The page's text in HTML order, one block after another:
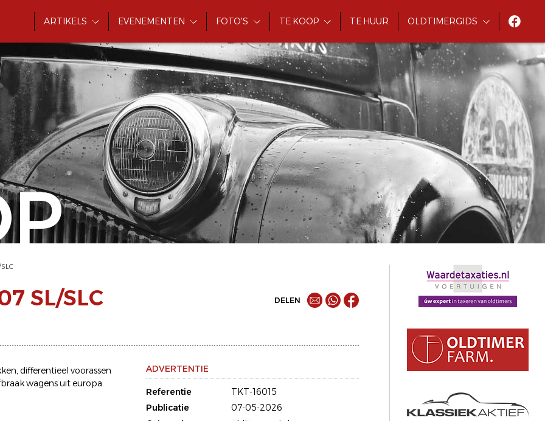
ARTIKELS EVENEMENTEN FOTO'S TE KOOP TE HUUR OLDTIMERGIDS
SL/SLC DELEN
differentieel voorassen
wagens uit europa.
ADVERTENTIE
Referentie
TKT-16015
Publicatie
07-05-2026